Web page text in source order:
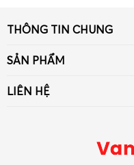
LIÊN HỆ
vpptot@gmail.com
SẢN PHẨM
Bút viết - Mực viết
Thiết bị VP-Hóa Mỹ
THÔNG TIN CHUNG
Liên hệ - Góp ý
Tra cứu hóa đơn